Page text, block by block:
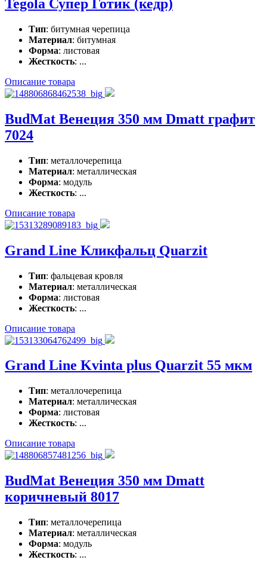
Tegola Супер Готик (кедр)
Тип: битумная черепица
Материал: битумная
Форма: листовая
Жесткость: ...
Описание товара
BudMat Венеция 350 мм Dmatt графит
7024
Тип: металлочерепица
Материал: металлическая
Форма: модуль
Жесткость: ...
Описание товара
Grand Line Кликфальц Quarzit
Тип: фальцевая кровля
Материал: металлическая
Форма: листовая
Жесткость: ...
Описание товара
Grand Line Kvinta plus Quarzit 55 мкм
Тип: металлочерепица
Материал: металлическая
Форма: листовая
Жесткость: ...
Описание товара
BudMat Венеция 350 мм Dmatt
коричневый 8017
Тип: металлочерепица
Материал: металлическая
Форма: модуль
Жесткость: ...